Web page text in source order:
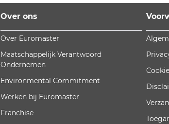
Over ons
Over Euromaster
Maatschappelijk Verantwoord
Ondernemen
Environmental Commitment
Werken bij Euromaster
Franchise